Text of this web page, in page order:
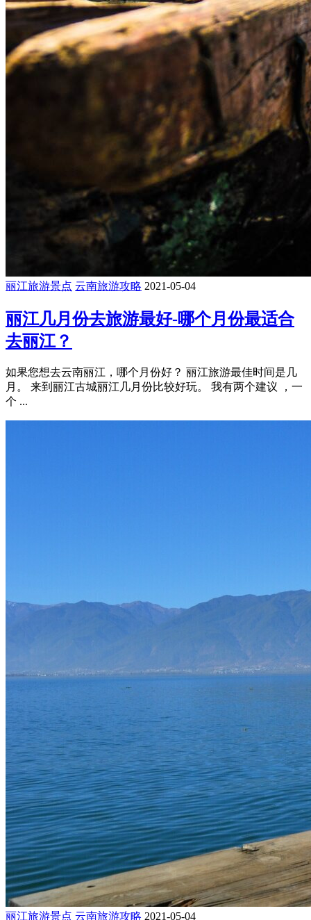
丽江旅游景点 云南旅游攻略 2021-05-04
丽江几月份去旅游最好-哪个月份最适合
去丽江？
如果您想去云南丽江，哪个月份好？ 丽江旅游最佳时间是几
月。 来到丽江古城丽江几月份比较好玩。 我有两个建议 ，一
个 ...
丽江旅游景点 云南旅游攻略 2021-05-04